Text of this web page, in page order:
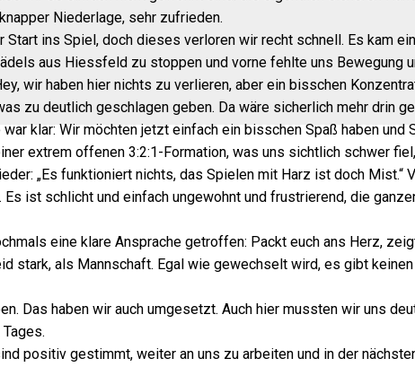
Niederlage, sehr zufrieden.
ins Spiel, doch dieses verloren wir recht schnell. Es kam
aus Hiessfeld zu stoppen und vorne fehlte uns Bewegung
wir haben hier nichts zu verlieren, aber ein bisschen
zu deutlich geschlagen geben. Da wäre sicherlich mehr drin
klar: Wir möchten jetzt einfach ein bisschen Spaß haben und
extrem offenen 3:2:1-Formation, was uns sichtlich schwer
„Es funktioniert nichts, das Spielen mit Harz ist doch Mist.“
ist schlicht und einfach ungewohnt und frustrierend, die
eine klare Ansprache getroffen: Packt euch ans Herz,
stark, als Mannschaft. Egal wie gewechselt wird, es gibt
Das haben wir auch umgesetzt. Auch hier mussten wir uns
positiv gestimmt, weiter an uns zu arbeiten und in der